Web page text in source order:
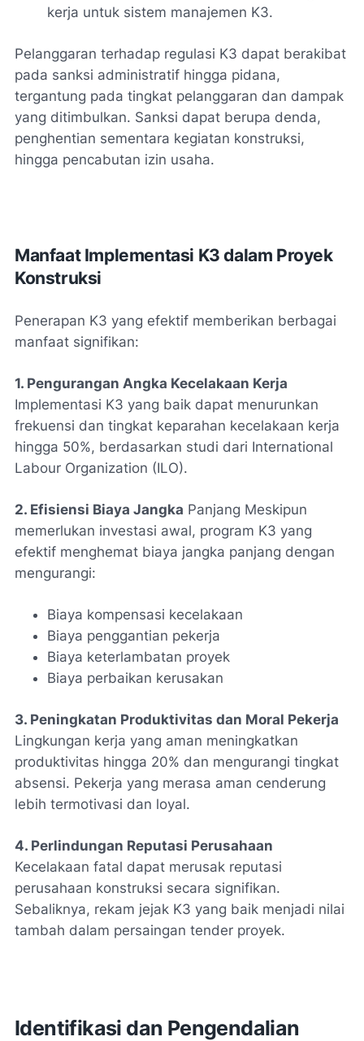
kerja untuk sistem manajemen K3.
Pelanggaran terhadap regulasi K3 dapat berakibat
pada sanksi administratif hingga pidana,
tergantung pada tingkat pelanggaran dan dampak
yang ditimbulkan. Sanksi dapat berupa denda,
penghentian sementara kegiatan konstruksi,
hingga pencabutan izin usaha.
Manfaat Implementasi K3 dalam Proyek
Konstruksi
Penerapan K3 yang efektif memberikan berbagai
manfaat signifikan:
1. Pengurangan Angka Kecelakaan Kerja
Implementasi K3 yang baik dapat menurunkan
frekuensi dan tingkat keparahan kecelakaan kerja
hingga 50%, berdasarkan studi dari International
Labour Organization (ILO).
2. Efisiensi Biaya Jangka Panjang Meskipun
memerlukan investasi awal, program K3 yang
efektif menghemat biaya jangka panjang dengan
mengurangi:
Biaya kompensasi kecelakaan
Biaya penggantian pekerja
Biaya keterlambatan proyek
Biaya perbaikan kerusakan
3. Peningkatan Produktivitas dan Moral Pekerja
Lingkungan kerja yang aman meningkatkan
produktivitas hingga 20% dan mengurangi tingkat
absensi. Pekerja yang merasa aman cenderung
lebih termotivasi dan loyal.
4. Perlindungan Reputasi Perusahaan
Kecelakaan fatal dapat merusak reputasi
perusahaan konstruksi secara signifikan.
Sebaliknya, rekam jejak K3 yang baik menjadi nilai
tambah dalam persaingan tender proyek.
Identifikasi dan Pengendalian